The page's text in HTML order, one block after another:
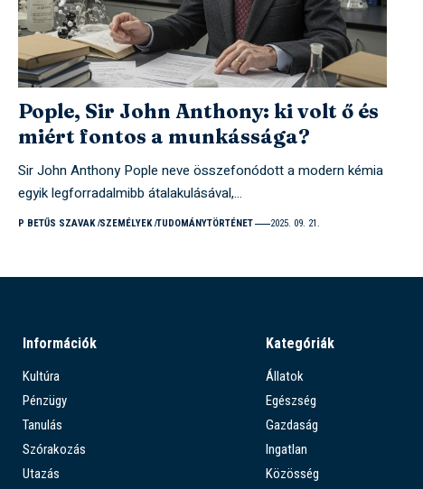
Pople, Sir John Anthony: ki volt ő és
miért fontos a munkássága?
Sir John Anthony Pople neve összefonódott a modern kémia
egyik legforradalmibb átalakulásával,…
P BETŰS SZAVAK SZEMÉLYEK TUDOMÁNYTÖRTÉNET 2025. 09. 21.
Információk
Kultúra
Pénzügy
Tanulás
Szórakozás
Utazás
Kategóriák
Állatok
Egészség
Gazdaság
Ingatlan
Közösség